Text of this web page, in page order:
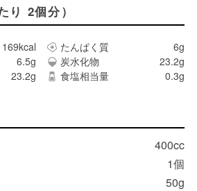
り 2個分）
169kcal たんぱく質
6g
6.5g 炭水化物
23.2g
23.2g 食塩相当量 0.3g
400cc
1個
50g